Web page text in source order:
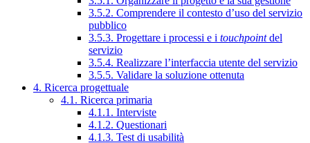
3.5.2. Comprendere il contesto d’uso del servizio
pubblico
3.5.3. Progettare i processi e i touchpointdel
servizio
3.5.4. Realizzare l’interfaccia utente del servizio
3.5.5. Validare la soluzione ottenuta
4. Ricerca progettuale
4.1. Ricerca primaria
4.1.1. Interviste
4.1.2. Questionari
4.1.3. Test di usabilità